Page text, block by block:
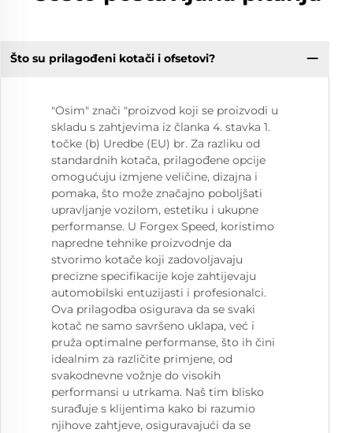
Što su prilagođeni kotači i ofsetovi?
"Osim" znači "proizvod koji se proizvodi u
skladu s zahtjevima iz članka 4. stavka 1.
točke (b) Uredbe (EU) br. Za razliku od
standardnih kotača, prilagođene opcije
omogućuju izmjene veličine, dizajna i
pomaka, što može značajno poboljšati
upravljanje vozilom, estetiku i ukupne
performanse. U Forgex Speed, koristimo
napredne tehnike proizvodnje da
stvorimo kotače koji zadovoljavaju
precizne specifikacije koje zahtijevaju
automobilski entuzijasti i profesionalci.
Ova prilagodba osigurava da se svaki
kotač ne samo savršeno uklapa, već i
pruža optimalne performanse, što ih čini
idealnim za različite primjene, od
svakodnevne vožnje do visokih
performansi u utrkama. Naš tim blisko
surađuje s klijentima kako bi razumio
njihove zahtjeve, osiguravajući da se